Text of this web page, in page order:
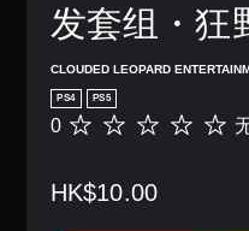
发套组・狂
CLOUDED LEOPARD
PS4 PS5
无
0
HK$10.00